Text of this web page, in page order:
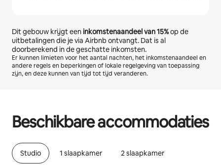
Dit gebouw krijgt eeninkomstenaandeel van15%op de
uitbetalingen die je via Airbnb ontvangt. Dat is al
doorberekend in de geschatte inkomsten.
Er kunnen limieten voor het aantal nachten, het inkomstenaandeel en
andere regels en beperkingen of lokale regelgeving van toepassing
zijn, en deze kunnen van tijd tot tijd veranderen.
Beschikbare accommodaties
Studio 1 slaapkamer 2 slaapkamer